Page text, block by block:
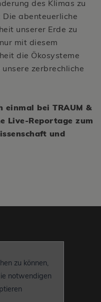
des Klimas zu
Die abenteuerliche
unserer Erde zu
mit diesem
die Ökosysteme
zerbrechliche
einmal bei TRAUM &
Live-Reportage zum
und
zu können,
notwendigen